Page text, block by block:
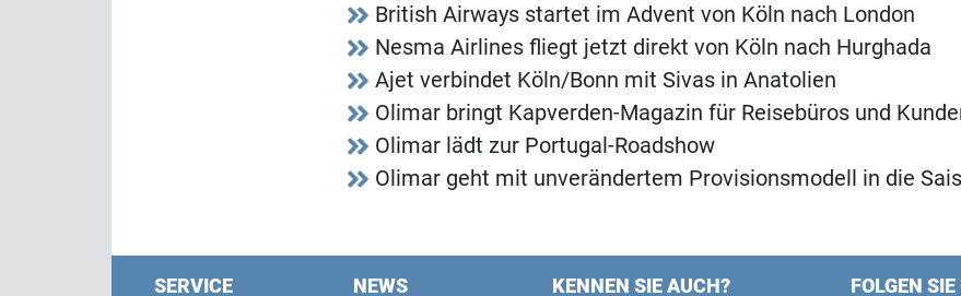
British Airways startet im Advent von Köln nach London
Nesma Airlines fliegt jetzt direkt von Köln nach Hurghada
Ajet verbindet Köln/Bonn mit Sivas in Anatolien
Olimar bringt Kapverden-Magazin für Reisebüros und
Olimar lädt zur Portugal-Roadshow
Olimar geht mit unverändertem Provisionsmodell in die
SERVICE NEWS KENNEN SIE AUCH? FOLGEN